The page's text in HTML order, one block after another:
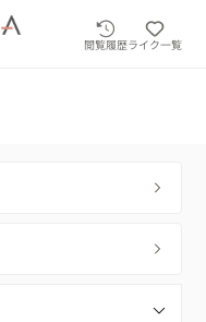
閲覧履歴ライク一覧